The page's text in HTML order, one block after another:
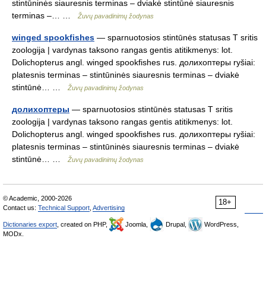
stintūninės siauresnis terminas – dviakė stintūnė siauresnis
terminas –… …
Žuvų pavadinimų žodynas
winged spookfishes — sparnuotosios stintūnės statusas T sritis
zoologija | vardynas taksono rangas gentis atitikmenys: lot.
Dolichopterus angl. winged spookfishes rus. долихоптеры ryšiai:
platesnis terminas – stintūninės siauresnis terminas – dviakė
stintūnė… …
Žuvų pavadinimų žodynas
долихоптеры — sparnuotosios stintūnės statusas T sritis
zoologija | vardynas taksono rangas gentis atitikmenys: lot.
Dolichopterus angl. winged spookfishes rus. долихоптеры ryšiai:
platesnis terminas – stintūninės siauresnis terminas – dviakė
stintūnė… …
Žuvų pavadinimų žodynas
18+
© Academic, 2000-2026
Contact us: Technical Support Advertising
Dictionaries export , created on PHP, Joomla, Drupal,
WordPress,
MODx.